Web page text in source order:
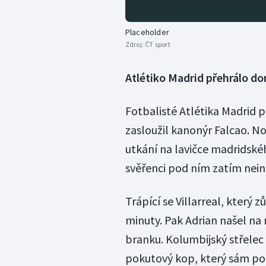
Placeholder
Zdroj: ČT sport
Atlétiko Madrid přehrálo
Fotbalisté Atlétika Madrid
zasloužil kanonýr Falcao.
utkání na lavičce
svěřenci pod ním zatím
Trápící se Villarreal, který
minuty. Pak Adrian našel
branku. Kolumbijský
pokutový kop, který sám